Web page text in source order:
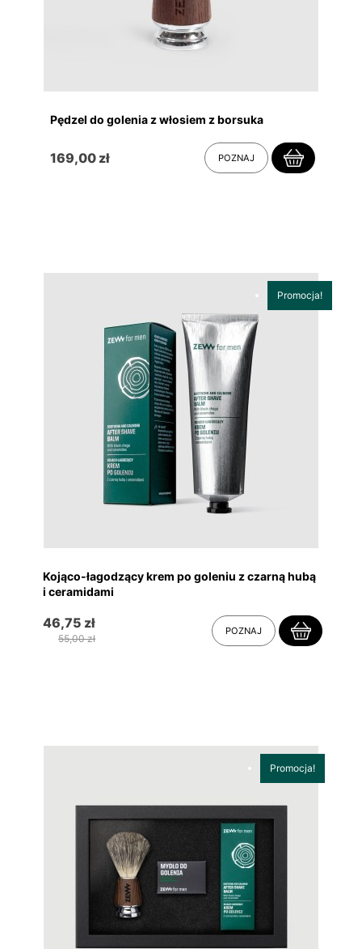
Pędzel do golenia z włosiem z borsuka
169,00 zł POZNAJ
Kojąco-łagodzący krem po goleniu z czarną hubą
i ceramidami
46,75 zł
55,00 zł
POZNAJ
Promocja!
Promocja!